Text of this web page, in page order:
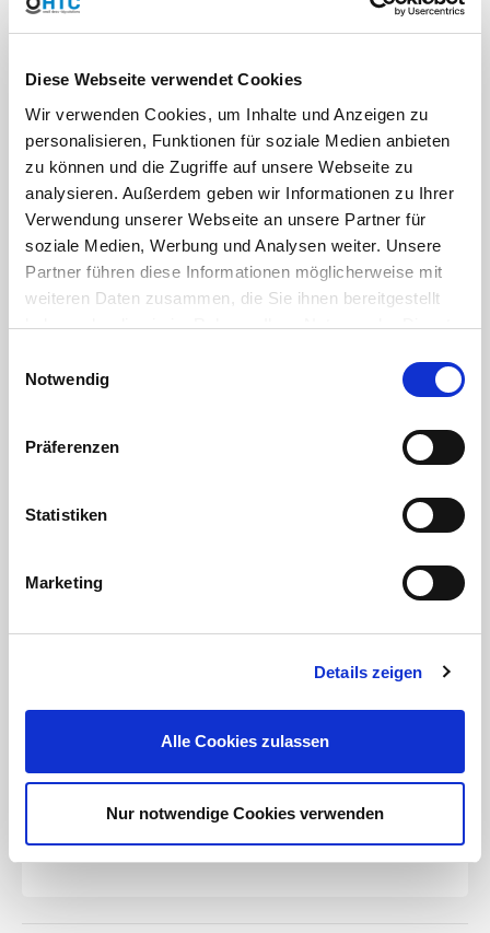
Diese Webseite verwendet Cookies
Wir verwenden Cookies, um Inhalte und Anzeigen zu
personalisieren, Funktionen für soziale Medien anbieten
zu können und die Zugriffe auf unsere Webseite zu
analysieren. Außerdem geben wir Informationen zu Ihrer
Verwendung unserer Webseite an unsere Partner für
soziale Medien, Werbung und Analysen weiter. Unsere
Partner führen diese Informationen möglicherweise mit
weiteren Daten zusammen, die Sie ihnen bereitgestellt
haben oder die sie im Rahmen Ihrer Nutzung der Dienste
Cookies, wenn Sie unsere Webseite weiterhin nutzen.
Notwendig
Präferenzen
Statistiken
Marketing
Details zeigen
Alle Cookies zulassen
Nur notwendige Cookies verwenden
Patentierter durchlaufender 360°-
Mechanismus für Teil- und Vollkreis in
Kopf- und
Schlitzfeststellschraube
Mit einem Schlitzschraubendreher oder
M) (nicht im
enthalten!)
Da Luft im System langfristige Schäden
Auslaufsperrventil das Entleeren der
abgeschaltet ist. Das spart Wasser,
verhindert Schäden und sorgt für eine
längere Lebensdauer des Systems.